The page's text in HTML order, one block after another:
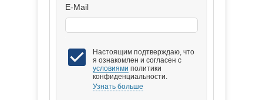
E-Mail
Настоящим подтверждаю, что
я ознакомлен и согласен с
условиями политики
конфиденциальности.
Узнать больше